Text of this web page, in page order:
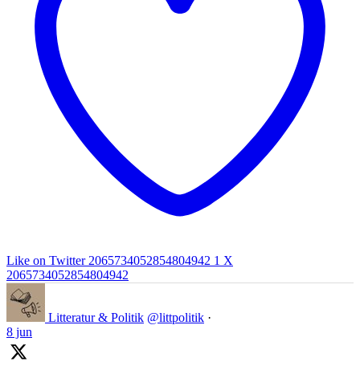
Like on Twitter 2065734052854804942 1 X
2065734052854804942
Litteratur & Politik @littpolitik ·
8 jun